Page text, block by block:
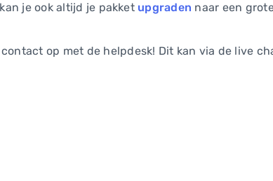
je ook altijd je pakket upgraden naar een
op met de helpdesk! Dit kan via de live